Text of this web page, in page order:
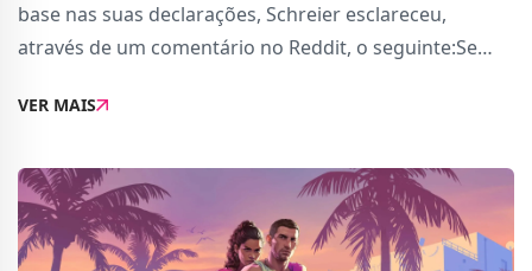
base nas suas declarações, Schreier esclareceu,
através de um comentário no Reddit, o seguinte:Se
que outono de 2026 é uma data de lançame
VER MAIS